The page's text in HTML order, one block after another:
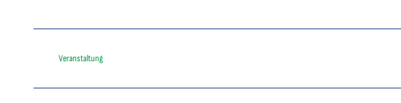
Veranstaltung